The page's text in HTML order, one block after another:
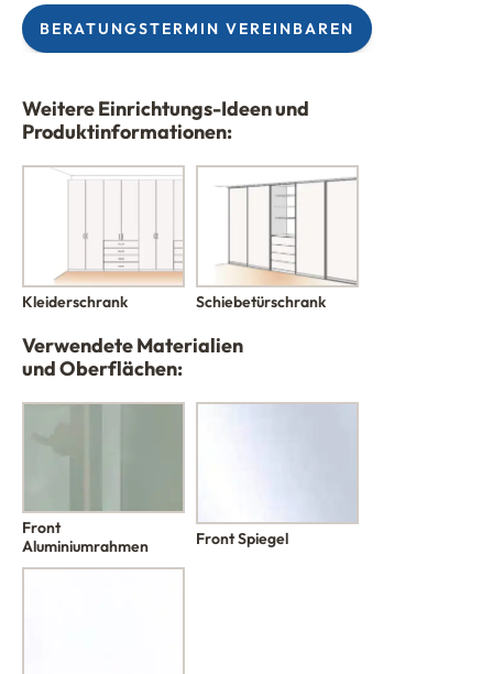
BERATUNGSTERMIN VEREINBAREN
Weitere Einrichtungs-Ideen und
Produktinformationen:
Kleiderschrank Schiebetürschrank
Verwendete Materialien
und Oberflächen:
Front
Aluminiumrahmen
Front Spiegel